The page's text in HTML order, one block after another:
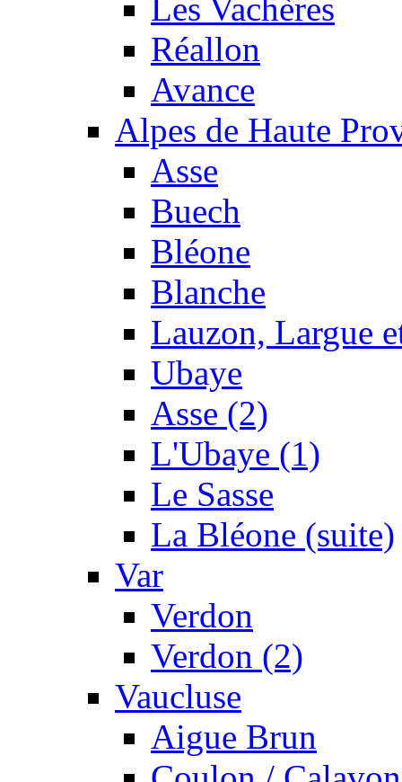
Les Vachères
Réallon
Avance
Alpes de Haute
Asse
Buech
Bléone
Blanche
Lauzon, Largue
Ubaye
Asse (2)
L'Ubaye (1)
Le Sasse
La Bléone (suite)
Var
Verdon
Verdon (2)
Vaucluse
Aigue Brun